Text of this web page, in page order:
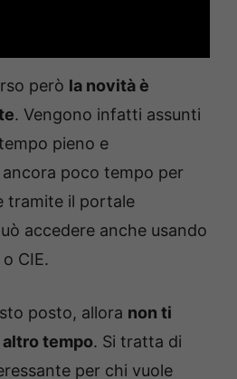
però la novità è
. Vengono infatti assunti
pieno e
ancora poco tempo per
tramite il portale
accedere anche usando
CIE.
posto, allora non ti
tempo. Si tratta di
per chi vuole